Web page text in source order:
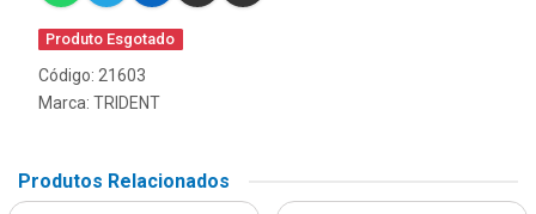
Produto Esgotado
Código: 21603
Marca: TRIDENT
Produtos Relacionados